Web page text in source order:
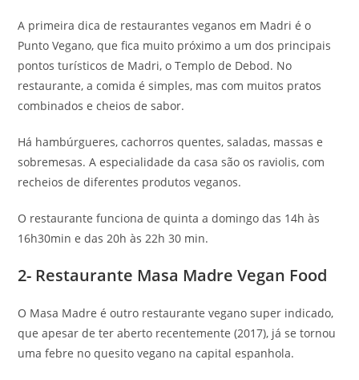
A primeira dica de restaurantes veganos em Madri é o
Punto Vegano, que fica muito próximo a um dos principais
pontos turísticos de Madri, o Templo de Debod. No
restaurante, a comida é simples, mas com muitos pratos
combinados e cheios de sabor.
Há hambúrgueres, cachorros quentes, saladas, massas e
sobremesas. A especialidade da casa são os raviolis, com
recheios de diferentes produtos veganos.
O restaurante funciona de quinta a domingo das 14h às
16h30min e das 20h às 22h 30 min.
2- Restaurante Masa Madre Vegan Food
O Masa Madre é outro restaurante vegano super indicado,
que apesar de ter aberto recentemente (2017), já se tornou
uma febre no quesito vegano na capital espanhola.